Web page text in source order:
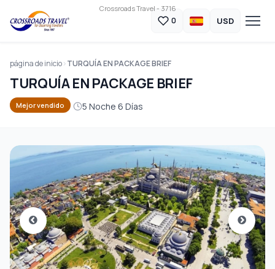
Crossroads Travel - 3716
0 USD
página de inicio TURQUÍA EN PACKAGE BRIEF
TURQUÍA EN PACKAGE BRIEF
Mejor vendido 5 Noche 6 Días